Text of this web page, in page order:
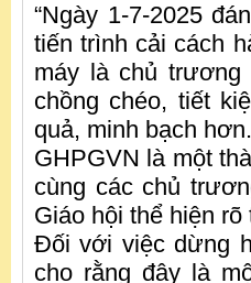
“Ngày 1-7-2025
tiến trình cải cách
máy là chủ
chồng chéo, tiết
quả, minh bạch hơn.
GHPGVN là một
cùng các chủ
Giáo hội thể hiện
Đối với việc dừng
cho rằng đây là